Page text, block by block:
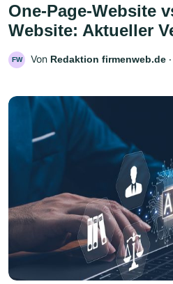
One-Page-Website
Website: Aktueller
FW Von Redaktion firmenweb.de ‧